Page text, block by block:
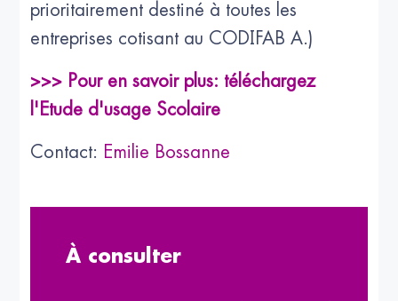
prioritairement destiné à toutes les
entreprises cotisant au CODIFAB A.)
>>> Pour en savoir plus: téléchargez
l'Etude d'usage Scolaire
Contact: Emilie Bossanne
À consulter